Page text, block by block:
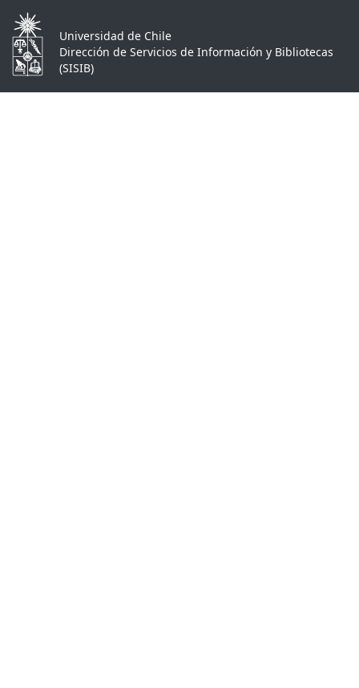
Universidad de Chile
Dirección de Servicios de Información y Bibliotecas
(SISIB)